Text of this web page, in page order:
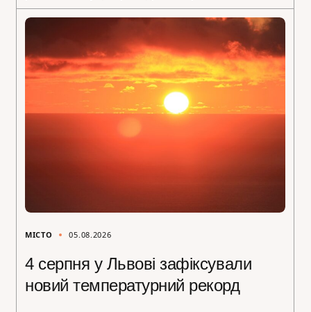
МІСТО 05.08.2026
4 серпня у Львові зафіксували
новий температурний рекорд